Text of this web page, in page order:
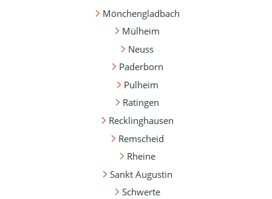
Mönchengladbach
Mülheim
Neuss
Paderborn
Pulheim
Ratingen
Recklinghausen
Remscheid
Rheine
Sankt Augustin
Schwerte